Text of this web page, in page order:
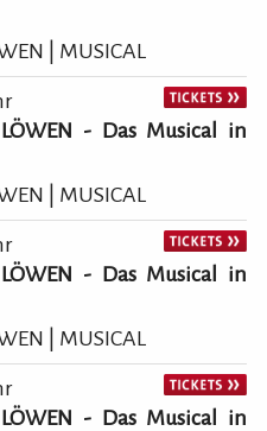
| MUSICAL
- Das Musical in
| MUSICAL
- Das Musical in
| MUSICAL
- Das Musical in